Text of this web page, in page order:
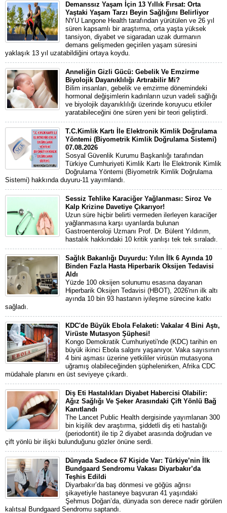
Demanssız Yaşam İçin 13 Yıllık Fırsat: Orta
Yaştaki Yaşam Tarzı Beyin Sağlığını Belirliyor
NYU Langone Health tarafından yürütülen ve 26 yıl
süren kapsamlı bir araştırma, orta yaşta yüksek
tansiyon, diyabet ve sigaradan uzak durmanın
demans gelişmeden geçirilen yaşam süresini
yaklaşık 13 yıl uzatabildiğini ortaya koydu.
Anneliğin Gizli Gücü: Gebelik Ve Emzirme
Biyolojik Dayanıklılığı Artırabilir Mi?
Bilim insanları, gebelik ve emzirme dönemindeki
hormonal değişimlerin kadınların uzun vadeli sağlığı
ve biyolojik dayanıklılığı üzerinde koruyucu etkiler
yaratabileceğini öne süren yeni bir teori geliştirdi.
T.C.Kimlik Kartı İle Elektronik Kimlik Doğrulama
Yöntemi (Biyometrik Kimlik Doğrulama Sistemi)
07.08.2026
Sosyal Güvenlik Kurumu Başkanlığı tarafından
Türkiye Cumhuriyeti Kimlik Kartı İle Elektronik Kimlik
Doğrulama Yöntemi (Biyometrik Kimlik Doğrulama
Sistemi) hakkında duyuru-11 yayımlandı.
Sessiz Tehlike Karaciğer Yağlanması: Siroz Ve
Kalp Krizine Davetiye Çıkarıyor!
Uzun süre hiçbir belirti vermeden ilerleyen karaciğer
yağlanmasına karşı uyarılarda bulunan
Gastroenteroloji Uzmanı Prof. Dr. Bülent Yıldırım,
hastalık hakkındaki 10 kritik yanlışı tek tek sıraladı.
Sağlık Bakanlığı Duyurdu: Yılın İlk 6 Ayında 10
Binden Fazla Hasta Hiperbarik Oksijen Tedavisi
Aldı
Yüzde 100 oksijen solunumu esasına dayanan
Hiperbarik Oksijen Tedavisi (HBOT), 2026'nın ilk altı
ayında 10 bin 93 hastanın iyileşme sürecine katkı
sağladı.
KDC'de Büyük Ebola Felaketi: Vakalar 4 Bini Aştı,
Virüste Mutasyon Şüphesi!
Kongo Demokratik Cumhuriyeti'nde (KDC) tarihin en
büyük ikinci Ebola salgını yaşanıyor. Vaka sayısının
4 bini aşması üzerine yetkililer virüsün mutasyona
uğramış olabileceğinden şüphelenirken, Afrika CDC
müdahale planını en üst seviyeye çıkardı.
Diş Eti Hastalıkları Diyabet Habercisi Olabilir:
Ağız Sağlığı Ve Şeker Arasındaki Çift Yönlü Bağ
Kanıtlandı
The Lancet Public Health dergisinde yayımlanan 300
bin kişilik dev araştırma, şiddetli diş eti hastalığı
(periodontit) ile tip 2 diyabet arasında doğrudan ve
çift yönlü bir ilişki bulunduğunu gözler önüne serdi.
Dünyada Sadece 67 Kişide Var: Türkiye’nin İlk
Bundgaard Sendromu Vakası Diyarbakır’da
Teşhis Edildi
Diyarbakır’da baş dönmesi ve göğüs ağrısı
şikayetiyle hastaneye başvuran 41 yaşındaki
Şehmus Doğan’da, dünyada son derece nadir görülen
kalıtsal Bundgaard Sendromu saptandı.